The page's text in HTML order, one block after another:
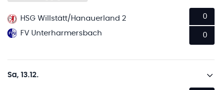
HSG Willstätt/Hanauerland 2
FV Unterharmersbach
0
0
Sa, 13.12.